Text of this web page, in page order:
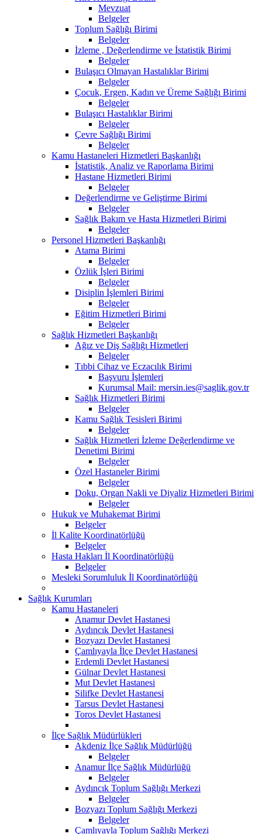
Mevzuat
Belgeler
Toplum Sağlığı Birimi
Belgeler
İzleme , Değerlendirme ve İstatistik Birimi
Belgeler
Bulaşıcı Olmayan Hastalıklar Birimi
Belgeler
Çocuk, Ergen, Kadın ve Üreme Sağlığı Birimi
Belgeler
Bulaşıcı Hastalıklar Birimi
Belgeler
Çevre Sağlığı Birimi
Belgeler
Kamu Hastaneleri Hizmetleri Başkanlığı
İstatistik, Analiz ve Raporlama Birimi
Hastane Hizmetleri Birimi
Belgeler
Değerlendirme ve Geliştirme Birimi
Belgeler
Sağlık Bakım ve Hasta Hizmetleri Birimi
Belgeler
Personel Hizmetleri Başkanlığı
Atama Birimi
Belgeler
Özlük İşleri Birimi
Belgeler
Disiplin İşlemleri Birimi
Belgeler
Eğitim Hizmetleri Birimi
Belgeler
Sağlık Hizmetleri Başkanlığı
Ağız ve Diş Sağlığı Hizmetleri
Belgeler
Tıbbi Cihaz ve Eczacılık Birimi
Başvuru İşlemleri
Kurumsal Mail: mersin.ies@saglik.gov.tr
Sağlık Hizmetleri Birimi
Belgeler
Kamu Sağlık Tesisleri Birimi
Belgeler
Sağlık Hizmetleri İzleme Değerlendirme ve
Denetimi Birimi
Belgeler
Özel Hastaneler Birimi
Belgeler
Doku, Organ Nakli ve Diyaliz Hizmetleri Birimi
Belgeler
Hukuk ve Muhakemat Birimi
Belgeler
İl Kalite Koordinatörlüğü
Belgeler
Hasta Hakları İl Koordinatörlüğü
Belgeler
Mesleki Sorumluluk İl Koordinatörlüğü
Sağlık Kurumları
Kamu Hastaneleri
Anamur Devlet Hastanesi
Aydıncık Devlet Hastanesi
Bozyazı Devlet Hastanesi
Çamlıyayla İlçe Devlet Hastanesi
Erdemli Devlet Hastanesi
Gülnar Devlet Hastanesi
Mut Devlet Hastanesi
Silifke Devlet Hastanesi
Tarsus Devlet Hastanesi
Toros Devlet Hastanesi
İlçe Sağlık Müdürlükleri
Akdeniz İlçe Sağlık Müdürlüğü
Belgeler
Anamur İlçe Sağlık Müdürlüğü
Belgeler
Aydıncık Toplum Sağlığı Merkezi
Belgeler
Bozyazı Toplum Sağlığı Merkezi
Belgeler
Çamlıyayla Toplum Sağlığı Merkezi